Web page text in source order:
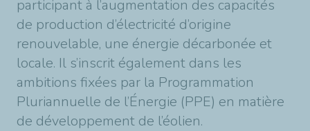
participant à l’augmentation des capacités
de production d’électricité d’origine
renouvelable, une énergie décarbonée et
locale. Il s’inscrit également dans les
ambitions fixées par la Programmation
Pluriannuelle de l’Énergie (PPE) en matière
de développement de l’éolien.